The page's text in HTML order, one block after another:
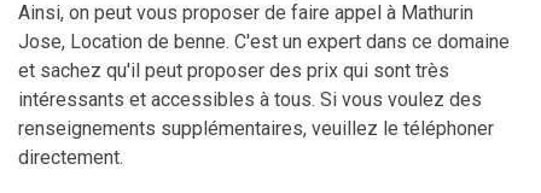
Ainsi, on peut vous proposer de faire appel à Mathurin
Jose, Location de benne. C'est un expert dans ce domaine
et sachez qu'il peut proposer des prix qui sont très
intéressants et accessibles à tous. Si vous voulez des
renseignements supplémentaires, veuillez le téléphoner
directement.